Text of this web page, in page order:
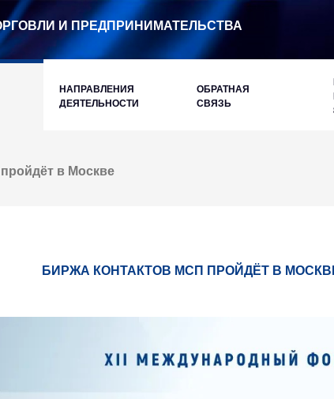
И ПРЕДПРИНИМАТЕЛЬСТВА
НАПРАВЛЕНИЯ
ДЕЯТЕЛЬНОСТИ
ОБРАТНАЯ
СВЯЗЬ
в Москве
БИРЖА КОНТАКТОВ МСП ПРОЙДЁТ В